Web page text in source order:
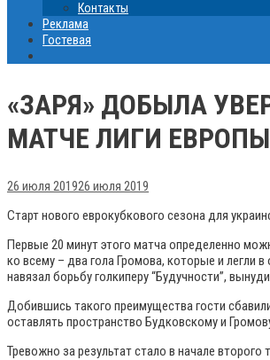
Контакты
Реклама
Гостевая
«ЗАРЯ» ДОБЫЛА
МАТЧЕ ЛИГИ ЕВРОПЫ
26 июля 201926 июля 2019
Старт нового еврокубкового сезона для
Первые 20 минут этого матча определенно
ко всему – два гола Громова, которые и
навязал борьбу голкиперу “Будучности”,
Добившись такого преимущества гости
оставлять пространство Будковскому и
Тревожно за результат стало в начале